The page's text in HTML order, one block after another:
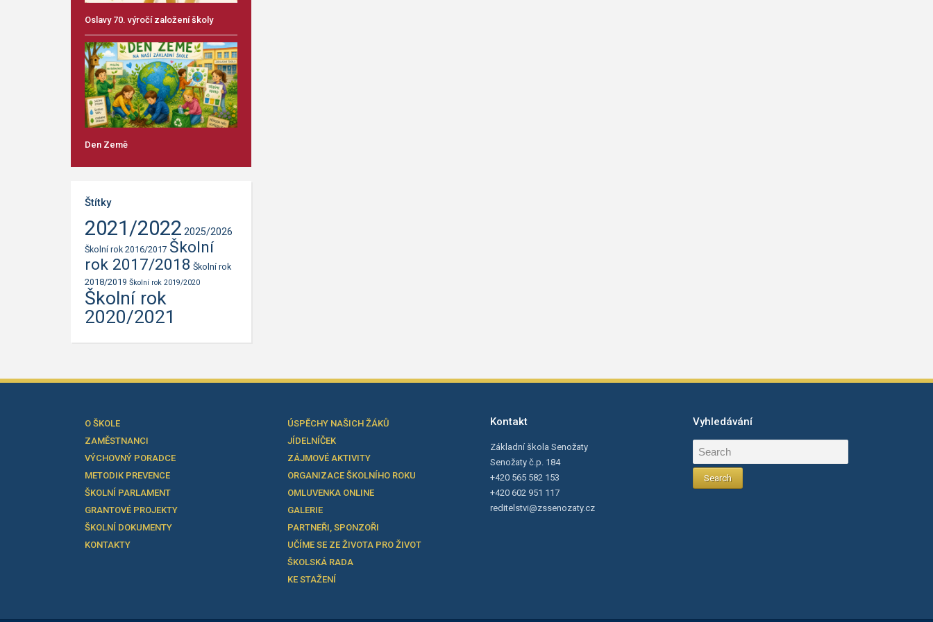
Oslavy 70. výročí založení školy
Den Země
Štítky
2021/2022 2025/2026
Školní rok 2016/2017 Školní
rok 2017/2018 Školní rok
2018/2019 Školní rok 2019/2020
Školní rok
2020/2021
O ŠKOLE
ZAMĚSTNANCI
VÝCHOVNÝ PORADCE
METODIK PREVENCE
ŠKOLNÍ PARLAMENT
GRANTOVÉ PROJEKTY
ŠKOLNÍ DOKUMENTY
KONTAKTY
ÚSPĚCHY NAŠICH ŽÁKŮ
JÍDELNÍČEK
ZÁJMOVÉ AKTIVITY
ORGANIZACE ŠKOLNÍHO ROKU
OMLUVENKA ONLINE
GALERIE
PARTNEŘI, SPONZOŘI
UČÍME SE ZE ŽIVOTA PRO ŽIVOT
ŠKOLSKÁ RADA
KE STAŽENÍ
Kontakt
Základní škola Senožaty
Senožaty č.p. 184
+420 565 582 153
+420 602 951 117
reditelstvi@zssenozaty.cz
Vyhledávání